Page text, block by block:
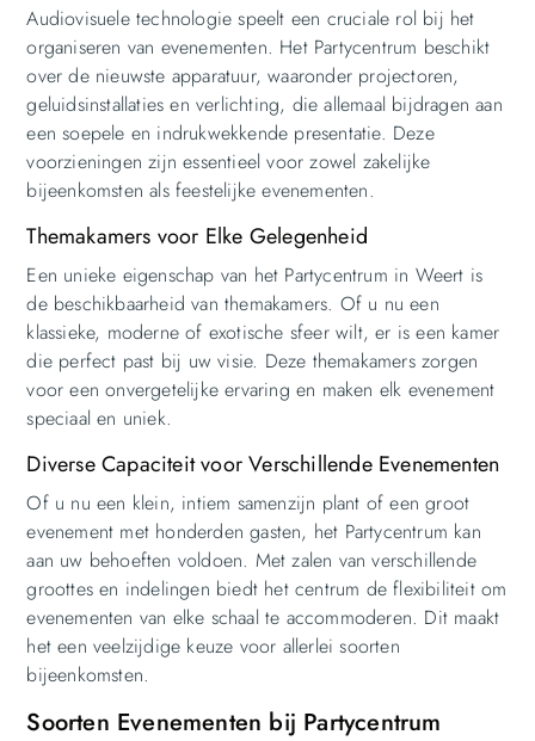
Audiovisuele technologie speelt een cruciale rol bij het
organiseren van evenementen. Het Partycentrum beschikt
over de nieuwste apparatuur, waaronder projectoren,
geluidsinstallaties en verlichting, die allemaal bijdragen aan
een soepele en indrukwekkende presentatie. Deze
voorzieningen zijn essentieel voor zowel zakelijke
bijeenkomsten als feestelijke evenementen.
Themakamers voor Elke Gelegenheid
Een unieke eigenschap van het Partycentrum in Weert is
de beschikbaarheid van themakamers. Of u nu een
klassieke, moderne of exotische sfeer wilt, er is een kamer
die perfect past bij uw visie. Deze themakamers zorgen
voor een onvergetelijke ervaring en maken elk evenement
speciaal en uniek.
Diverse Capaciteit voor Verschillende Evenementen
Of u nu een klein, intiem samenzijn plant of een groot
evenement met honderden gasten, het Partycentrum kan
aan uw behoeften voldoen. Met zalen van verschillende
groottes en indelingen biedt het centrum de flexibiliteit om
evenementen van elke schaal te accommoderen. Dit maakt
het een veelzijdige keuze voor allerlei soorten
bijeenkomsten.
Soorten Evenementen bij Partycentrum